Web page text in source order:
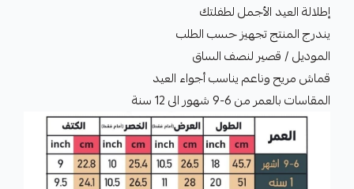
إطلالة العيد الأجمل لطفلتك
يندرج المنتج تجهيز حسب الطلب
الموديل / قصير لنصف الساق
قماش مريح وناعم يناسب أجواء العيد
المقاسات بالعمر من 6-9 شهور الى 12 سنة